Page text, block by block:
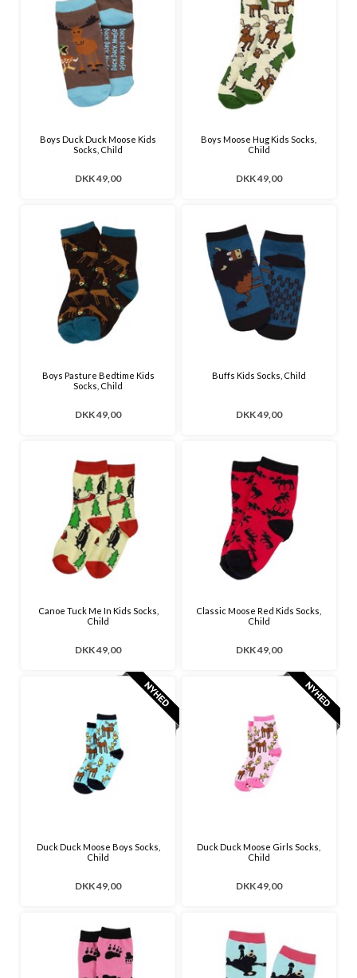
Boys Duck Duck Moose Kids
Socks, Child
DKK 49,00
Boys Moose Hug Kids Socks,
Child
DKK 49,00
Boys Pasture Bedtime Kids
Socks, Child
DKK 49,00
Buffs Kids Socks, Child
DKK 49,00
Canoe Tuck Me In Kids Socks,
Child
DKK 49,00
Classic Moose Red Kids Socks,
Child
DKK 49,00
Duck Duck Moose Boys Socks,
Child
DKK 49,00
Duck Duck Moose Girls Socks,
Child
DKK 49,00